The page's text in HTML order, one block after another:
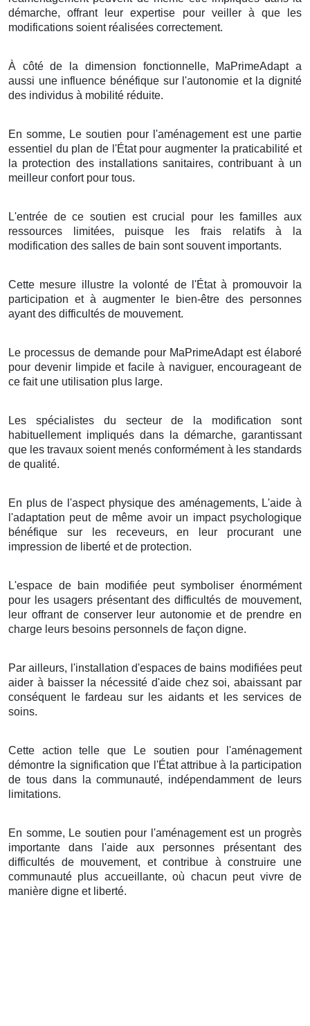
démarche, offrant leur expertise pour veiller à que les
modifications soient réalisées correctement.
À côté de la dimension fonctionnelle, MaPrimeAdapt a
aussi une influence bénéfique sur l'autonomie et la dignité
des individus à mobilité réduite.
En somme, Le soutien pour l'aménagement est une partie
essentiel du plan de l'État pour augmenter la praticabilité et
la protection des installations sanitaires, contribuant à un
meilleur confort pour tous.
L'entrée de ce soutien est crucial pour les familles aux
ressources limitées, puisque les frais relatifs à la
modification des salles de bain sont souvent importants.
Cette mesure illustre la volonté de l'État à promouvoir la
participation et à augmenter le bien-être des personnes
ayant des difficultés de mouvement.
Le processus de demande pour MaPrimeAdapt est élaboré
pour devenir limpide et facile à naviguer, encourageant de
ce fait une utilisation plus large.
Les spécialistes du secteur de la modification sont
habituellement impliqués dans la démarche, garantissant
que les travaux soient menés conformément à les standards
de qualité.
En plus de l'aspect physique des aménagements, L'aide à
l'adaptation peut de même avoir un impact psychologique
bénéfique sur les receveurs, en leur procurant une
impression de liberté et de protection.
L'espace de bain modifiée peut symboliser énormément
pour les usagers présentant des difficultés de mouvement,
leur offrant de conserver leur autonomie et de prendre en
charge leurs besoins personnels de façon digne.
Par ailleurs, l'installation d'espaces de bains modifiées peut
aider à baisser la nécessité d'aide chez soi, abaissant par
conséquent le fardeau sur les aidants et les services de
soins.
Cette action telle que Le soutien pour l'aménagement
démontre la signification que l'État attribue à la participation
de tous dans la communauté, indépendamment de leurs
limitations.
En somme, Le soutien pour l'aménagement est un progrès
importante dans l'aide aux personnes présentant des
difficultés de mouvement, et contribue à construire une
communauté plus accueillante, où chacun peut vivre de
manière digne et liberté.